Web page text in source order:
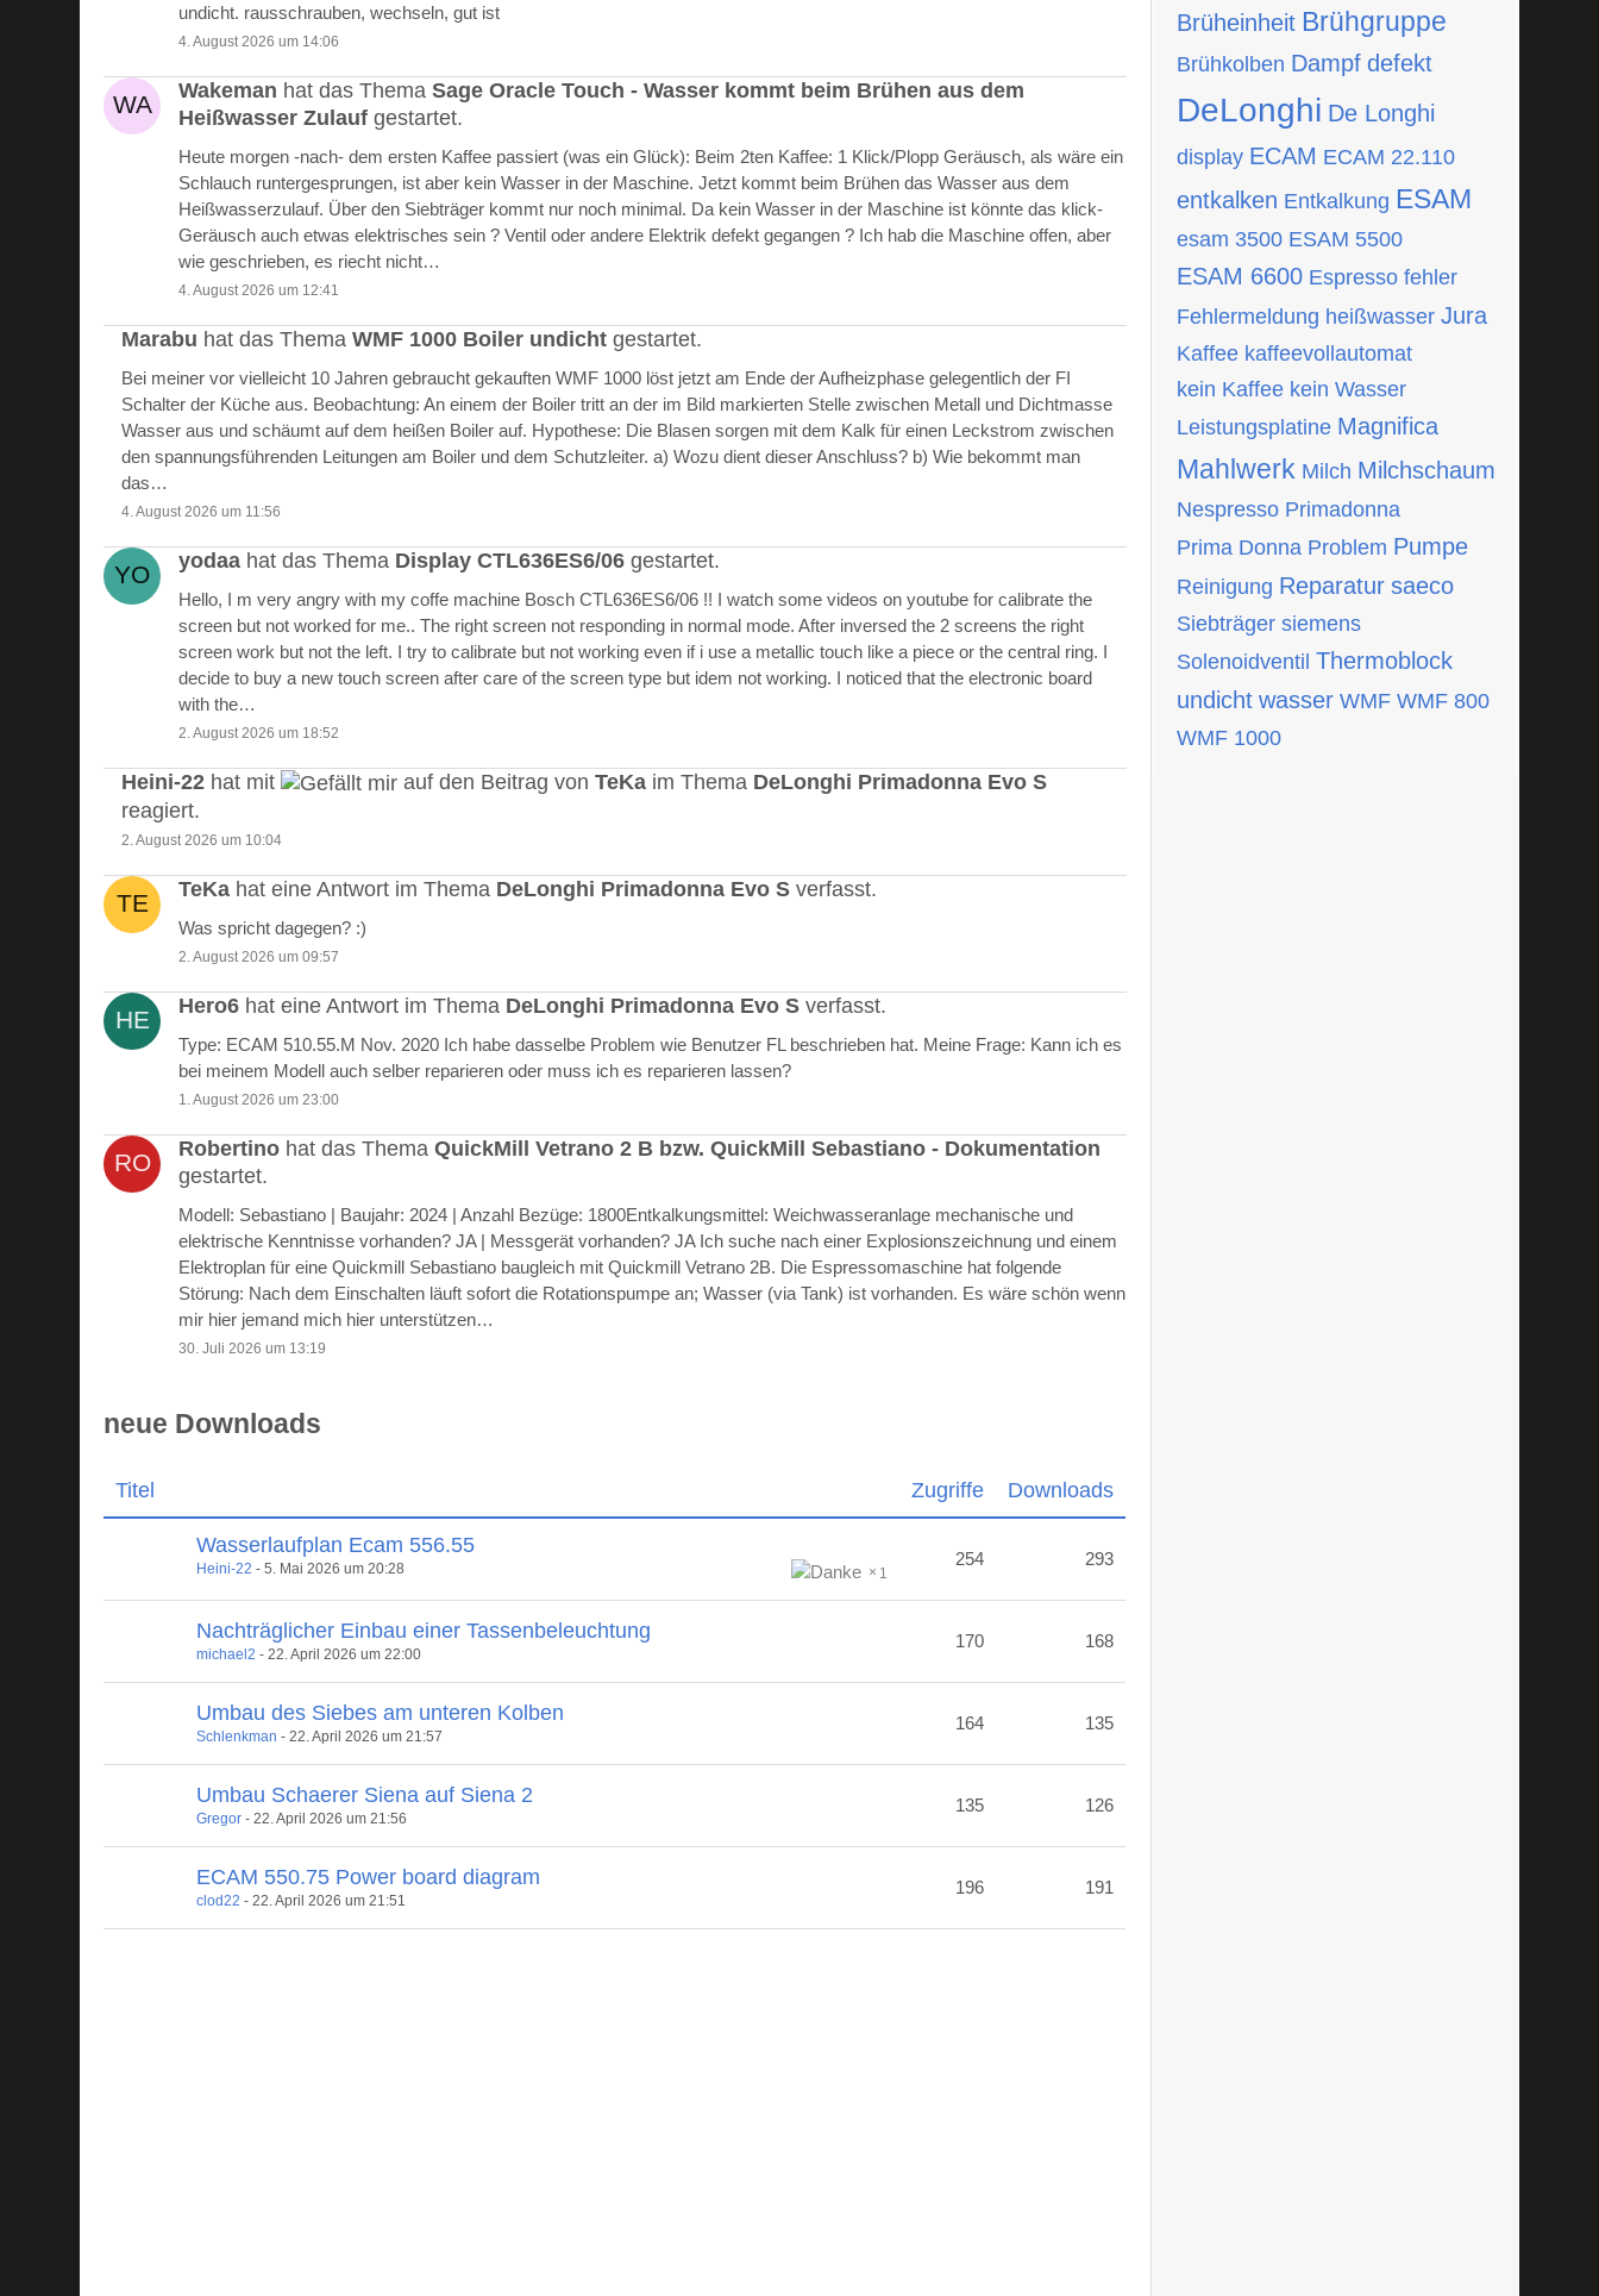
undicht. rausschrauben, wechseln, gut ist
4. August 2026 um 14:06
Wakeman hat das ThemaSage Oracle Touch - Wasser kommt beim Brühen aus dem
Heißwasser Zulauf gestartet.
Heute morgen -nach- dem ersten Kaffee passiert (was ein Glück): Beim 2ten Kaffee: 1 Klick/Plopp Geräusch, als wäre ein
Schlauch runtergesprungen, ist aber kein Wasser in der Maschine. Jetzt kommt beim Brühen das Wasser aus dem
Heißwasserzulauf. Über den Siebträger kommt nur noch minimal. Da kein Wasser in der Maschine ist könnte das klick-
Geräusch auch etwas elektrisches sein ? Ventil oder andere Elektrik defekt gegangen ? Ich hab die Maschine offen, aber
wie geschrieben, es riecht nicht…
4. August 2026 um 12:41
Marabu hat das ThemaWMF 1000 Boiler undicht gestartet.
Bei meiner vor vielleicht 10 Jahren gebraucht gekauften WMF 1000 löst jetzt am Ende der Aufheizphase gelegentlich der FI
Schalter der Küche aus. Beobachtung: An einem der Boiler tritt an der im Bild markierten Stelle zwischen Metall und Dichtmasse
Wasser aus und schäumt auf dem heißen Boiler auf. Hypothese: Die Blasen sorgen mit dem Kalk für einen Leckstrom zwischen
den spannungsführenden Leitungen am Boiler und dem Schutzleiter. a) Wozu dient dieser Anschluss? b) Wie bekommt man
das…
4. August 2026 um 11:56
yodaa hat das Thema Display CTL636ES6/06 gestartet.
Hello, I m very angry with my coffe machine Bosch CTL636ES6/06 !! I watch some videos on youtube for calibrate the
screen but not worked for me.. The right screen not responding in normal mode. After inversed the 2 screens the right
screen work but not the left. I try to calibrate but not working even if i use a metallic touch like a piece or the central ring. I
decide to buy a new touch screen after care of the screen type but idem not working. I noticed that the electronic board
with the…
2. August 2026 um 18:52
Heini-22 hat mit auf den Beitrag vonTeKa im Thema DeLonghi Primadonna Evo S
reagiert.
2. August 2026 um 10:04
TeKa hat eine Antwort im Thema DeLonghi Primadonna Evo S verfasst.
Was spricht dagegen? :)
2. August 2026 um 09:57
Hero6 hat eine Antwort im Thema DeLonghi Primadonna Evo S verfasst.
Type: ECAM 510.55.M Nov. 2020 Ich habe dasselbe Problem wie Benutzer FL beschrieben hat. Meine Frage: Kann ich es
bei meinem Modell auch selber reparieren oder muss ich es reparieren lassen?
1. August 2026 um 23:00
Robertino hat das ThemaQuickMill Vetrano 2 B bzw. QuickMill Sebastiano - Dokumentation
gestartet.
Modell: Sebastiano | Baujahr: 2024 | Anzahl Bezüge: 1800Entkalkungsmittel: Weichwasseranlage mechanische und
elektrische Kenntnisse vorhanden? JA | Messgerät vorhanden? JA Ich suche nach einer Explosionszeichnung und einem
Elektroplan für eine Quickmill Sebastiano baugleich mit Quickmill Vetrano 2B. Die Espressomaschine hat folgende
Störung: Nach dem Einschalten läuft sofort die Rotationspumpe an; Wasser (via Tank) ist vorhanden. Es wäre schön wenn
mir hier jemand mich hier unterstützen…
30. Juli 2026 um 13:19
neue Downloads
Titel Zugriffe Downloads
Wasserlaufplan Ecam 556.55
1
Heini-22 -5. Mai 2026 um 20:28 254 293
Nachträglicher Einbau einer Tassenbeleuchtung
michael2 -22. April 2026 um 22:00
170 168
Umbau des Siebes am unteren Kolben
Schlenkman -22. April 2026 um 21:57
164 135
Umbau Schaerer Siena auf Siena 2
Gregor -22. April 2026 um 21:56
135 126
ECAM 550.75 Power board diagram
clod22 -22. April 2026 um 21:51
196 191
Brüheinheit Brühgruppe
Brühkolben Dampf defekt
DeLonghi De Longhi
display ECAM ECAM 22.110
entkalken Entkalkung ESAM
esam 3500 ESAM 5500
ESAM 6600 Espresso fehler
Fehlermeldung heißwasser Jura
Kaffee kaffeevollautomat
kein Kaffee kein Wasser
Leistungsplatine Magnifica
Mahlwerk Milch Milchschaum
Nespresso Primadonna
Prima Donna Problem Pumpe
Reinigung Reparatur saeco
Siebträger siemens
Solenoidventil Thermoblock
undicht wasser WMF WMF 800
WMF 1000